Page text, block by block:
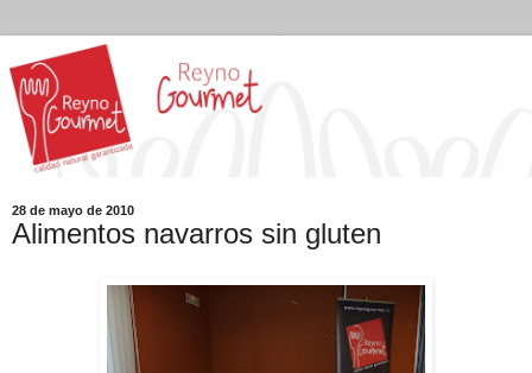
28 de mayo de 2010
Alimentos navarros sin gluten